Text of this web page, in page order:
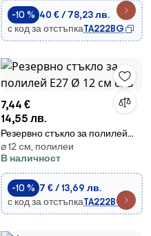
-10 % 40 € / 78,23 лв.
с код за отстъпкаTA222BG
7,44 €
14,55 лв.
Резервно стъкло за полилей
E27 Ø 12 см сив
⌀ 12 cм, полилеи
В наличност
-10 % 7 € / 13,69 лв.
с код за отстъпкаTA222BG